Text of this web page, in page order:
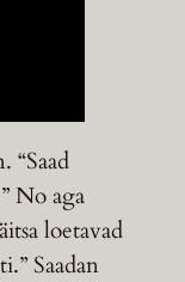
“Saad
No aga
loetavad
Saadan